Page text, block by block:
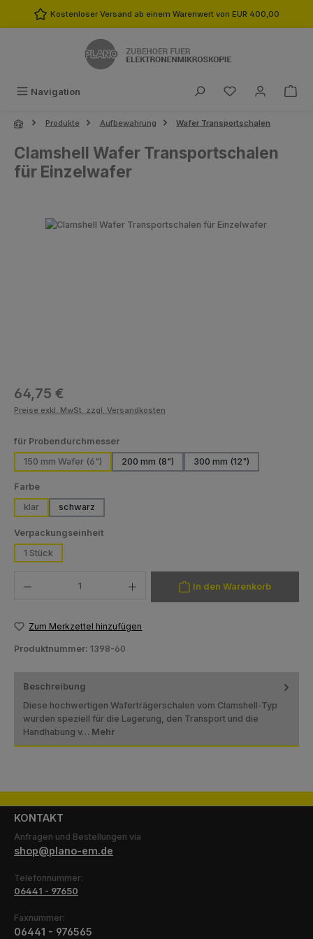
Zum Hauptinhalt springen
Kostenloser Versand ab einem Warenwert von EUR 400,00
Navigation Du hast 0
Produkte Aufbewahrung Wafer Transportschalen
Clamshell Wafer Transportschalen
für Einzelwafer
Bildergalerie überspringen
Regulärer Preis:
64,75 €
Preise exkl. MwSt. zzgl. Versandkosten
für Probendurchmesserauswählen
150 mm Wafer (6")
200 mm (8") 300 mm (12")
Farbeauswählen
klar
schwarz
Verpackungseinheitauswählen
1 Stück
In den Warenkorb
Zum Merkzettel hinzufügen
Produktnummer: 1398-60
Beschreibung
Diese hochwertigen Waferträgerschalen vom Clamshell-Typ
wurden speziell für die Lagerung, den Transport und die
Handhabung v… Mehr
KONTAKT
Anfragen und Bestellungen via
shop@plano-em.de
Telefonnummer:
06441 - 97650
Faxnummer:
06441 - 976565